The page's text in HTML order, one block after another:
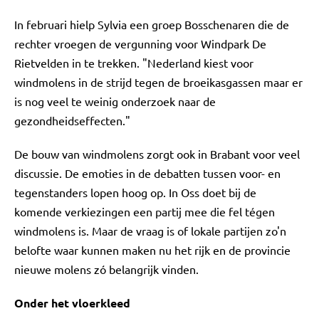
In februari hielp Sylvia een groep Bosschenaren die de
rechter vroegen de vergunning voor Windpark De
Rietvelden in te trekken. "Nederland kiest voor
windmolens in de strijd tegen de broeikasgassen maar er
is nog veel te weinig onderzoek naar de
gezondheidseffecten."
De bouw van windmolens zorgt ook in Brabant voor veel
discussie. De emoties in de debatten tussen voor- en
tegenstanders lopen hoog op. In Oss doet bij de
komende verkiezingen een partij mee die fel tégen
windmolens is. Maar de vraag is of lokale partijen zo'n
belofte waar kunnen maken nu het rijk en de provincie
nieuwe molens zó belangrijk vinden.
Onder het vloerkleed